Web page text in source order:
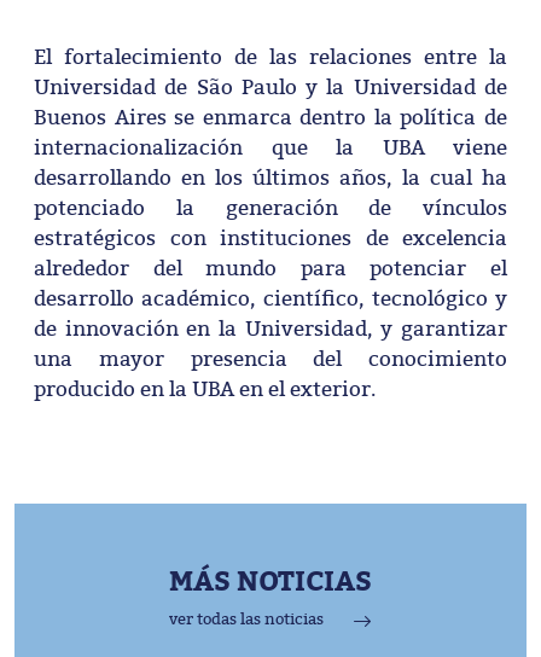
El fortalecimiento de las relaciones entre la
Universidad de São Paulo y la Universidad de
Buenos Aires se enmarca dentro la política de
internacionalización que la UBA viene
desarrollando en los últimos años, la cual ha
potenciado la generación de vínculos
estratégicos con instituciones de excelencia
alrededor del mundo para potenciar el
desarrollo académico, científico, tecnológico y
de innovación en la Universidad, y garantizar
una mayor presencia del conocimiento
producido en la UBA en el exterior.
MÁS NOTICIAS
ver todas las noticias